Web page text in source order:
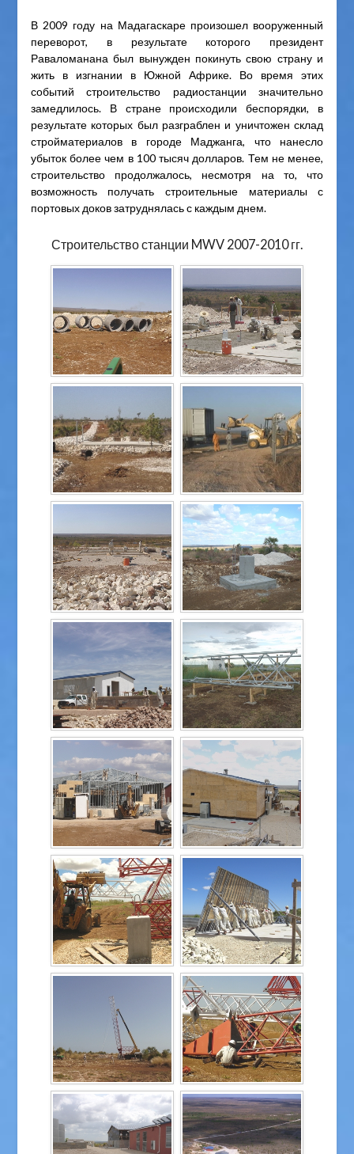
В 2009 году на Мадагаскаре произошел вооруженный
переворот, в результате которого президент
Раваломанана был вынужден покинуть свою страну и
жить в изгнании в Южной Африке. Во время этих
событий строительство радиостанции значительно
замедлилось. В стране происходили беспорядки, в
результате которых был разграблен и уничтожен склад
стройматериалов в городе Маджанга, что нанесло
убыток более чем в 100 тысяч долларов. Тем не менее,
строительство продолжалось, несмотря на то, что
возможность получать строительные материалы с
портовых доков затруднялась с каждым днем.
Строительство станции MWV 2007-2010 гг.